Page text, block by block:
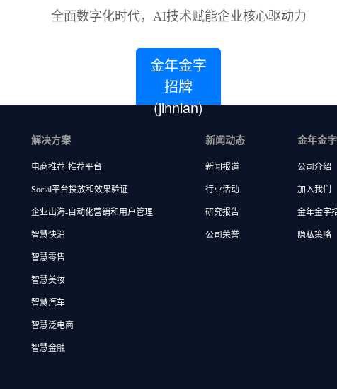
全面数字化时代，AI技术赋能企业核心驱动力
金年金字
招牌
(jinnian)
解决方案
电商推荐-推荐平台
Social平台投放和效果验证
企业出海-自动化营销和用户管理
智慧快消
智慧零售
智慧美妆
智慧汽车
智慧泛电商
智慧金融
新闻动态
新闻报道
行业活动
研究报告
公司荣誉
金年金
公司介绍
加入我们
金年金字
隐私策略